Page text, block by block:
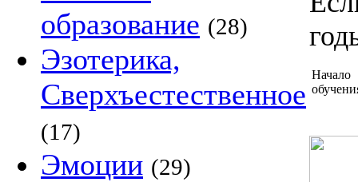
образование (28)
Эзотерика,
Сверхъестественное
(17)
Эмоции (29)
Начало